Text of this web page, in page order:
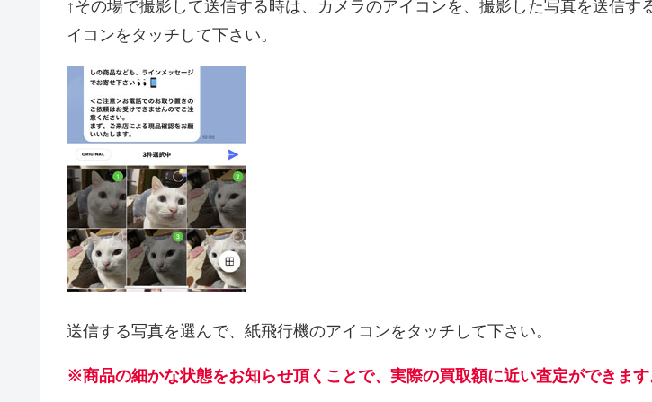
↑その場で撮影して送信する時は、カメラのアイコンを、撮影した写真を送信す
イコンをタッチして下さい。
送信する写真を選んで、紙飛行機のアイコンをタッチして下さい。
※商品の細かな状態をお知らせ頂くことで、実際の買取額に近い査定ができます